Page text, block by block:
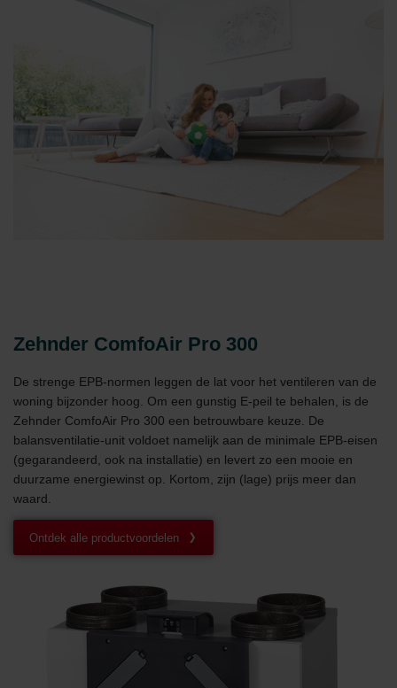
Zehnder ComfoAir Pro 300
De strenge EPB-normen leggen de lat voor het ventileren van de
woning bijzonder hoog. Om een gunstig E-peil te behalen, is de
Zehnder ComfoAir Pro 300 een betrouwbare keuze. De
balansventilatie-unit voldoet namelijk aan de minimale EPB-eisen
(gegarandeerd, ook na installatie) en levert zo een mooie en
duurzame energiewinst op. Kortom, zijn (lage) prijs meer dan
waard.
Ontdek alle productvoordelen